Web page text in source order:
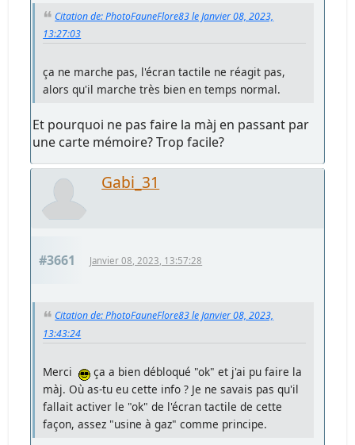
Citation de: PhotoFauneFlore83 le Janvier 08, 2023,
13:27:03
ça ne marche pas, l'écran tactile ne réagit pas,
alors qu'il marche très bien en temps normal.
Et pourquoi ne pas faire la màj en passant par
une carte mémoire? Trop facile?
Gabi_31
#3661 Janvier 08, 2023, 13:57:28
Citation de: PhotoFauneFlore83 le Janvier 08, 2023,
13:43:24
Merci
ça a bien débloqué "ok" et j'ai pu faire la
màj. Où as-tu eu cette info ? Je ne savais pas qu'il
fallait activer le "ok" de l'écran tactile de cette
façon, assez "usine à gaz" comme principe.